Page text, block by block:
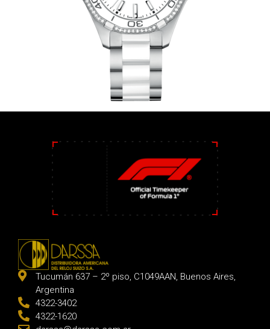
Tucumán 637 – 2º piso, C1049AAN, Buenos Aires,
Argentina
4322-3402
4322-1620